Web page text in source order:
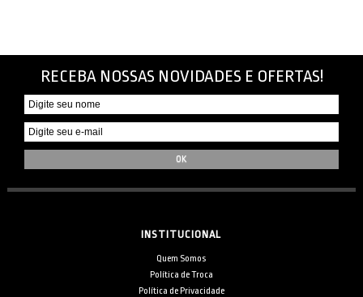
RECEBA NOSSAS NOVIDADES E OFERTAS!
INSTITUCIONAL
Quem Somos
Política de Troca
Política de Privacidade